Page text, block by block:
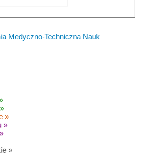
Medyczno-Techniczna Nauk
»
»
»